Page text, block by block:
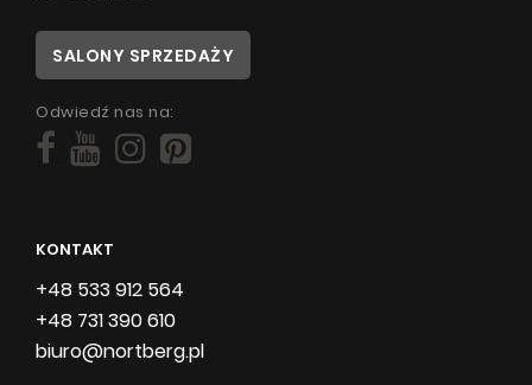
SALONY SPRZEDAŻY
Odwiedź nas na:
KONTAKT
+48 533 912 564
+48 731 390 610
biuro@nortberg.pl